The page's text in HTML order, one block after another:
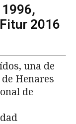
2016
una de
Henares
de